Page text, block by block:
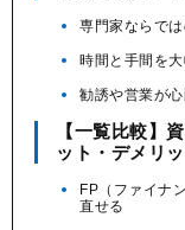
専門家ならで
時間と手間を
勧誘や営業が
【一覧比較】
ット・デメリッ
FP（ファイナ
直せる